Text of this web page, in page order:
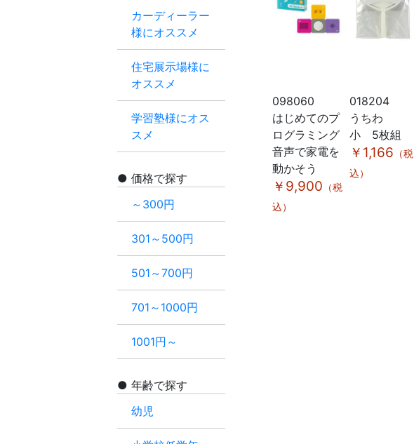
カーディーラー
様にオススメ
住宅展示場様に
オススメ
学習塾様にオス
スメ
価格で探す
～300円
301～500円
501～700円
701～1000円
1001円～
年齢で探す
幼児
098060
はじめてのプ
ログラミング
音声で家電を
動かそう
￥9,900 （税
込）
018204
うちわ
小 5枚組
￥1,166 （税
込）